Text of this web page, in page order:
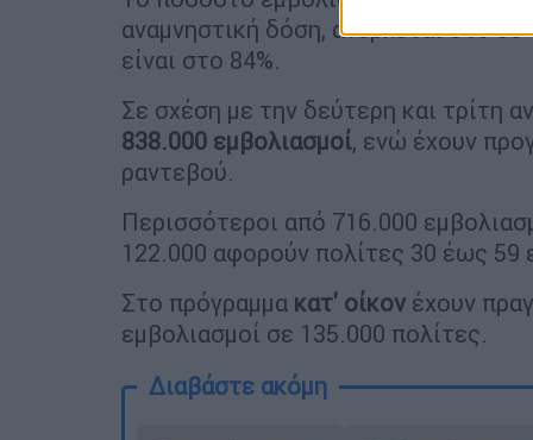
αναμνηστική δόση, ανέρχεται στο
είναι στο 84%.
Σε σχέση με την δεύτερη και τρίτη
838.000 εμβολιασμοί, ενώ έχουν
ραντεβού.
Περισσότεροι από 716.000
122.000 αφορούν πολίτες 30 έως 59
Στο πρόγραμμα κατ' οίκον έχουν
εμβολιασμοί σε 135.000 πολίτες.
Διαβάστε ακόμη